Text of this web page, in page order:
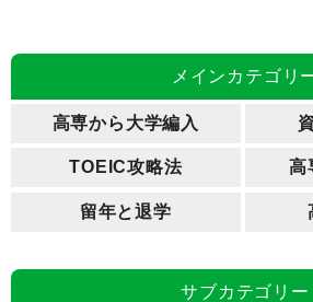
メインカテゴリ
高専から大学編入
TOEIC攻略法 高
留年と退学
サブカテゴリー